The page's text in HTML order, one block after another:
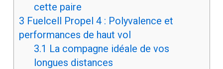
cette paire
3 Fuelcell Propel 4 : Polyvalence et
performances de haut vol
3.1 La compagne idéale de vos
longues distances